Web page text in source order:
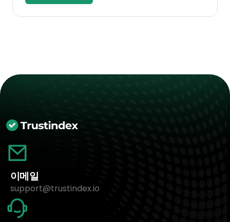
이메일
support@trustindex.io